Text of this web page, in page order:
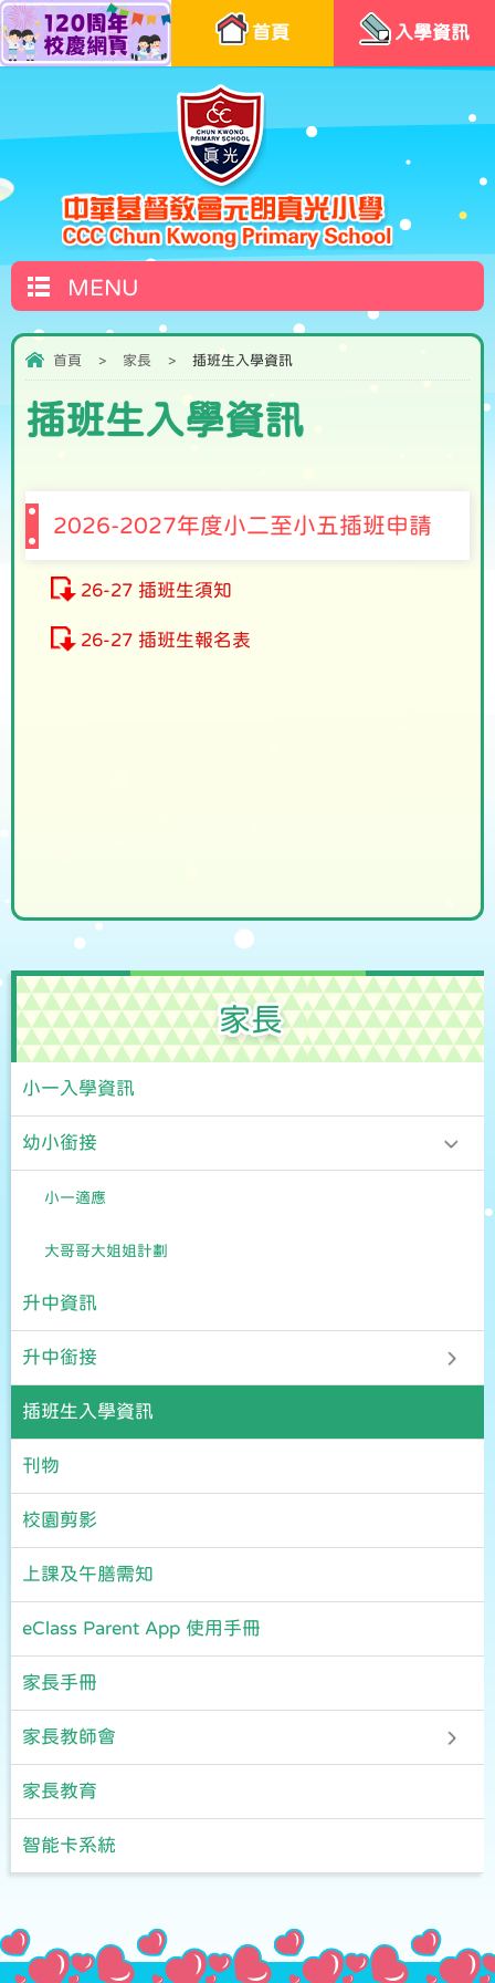
首頁 入學資訊
MENU
首頁 > 家長 > 插班生入學資訊
插班生入學資訊
2026-2027年度小二至小五插班申請
26-27 插班生須知
26-27 插班生報名表
家長
小一入學資訊
幼小銜接
小一適應
大哥哥大姐姐計劃
升中資訊
升中銜接
插班生入學資訊
刊物
校園剪影
上課及午膳需知
eClass Parent App 使用手冊
家長手冊
家長教師會
家長教育
智能卡系統